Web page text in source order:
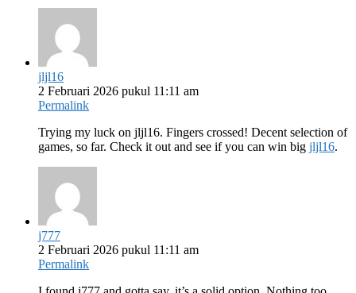
jljl16
2 Februari 2026 pukul 11:11 am
Permalink
Trying my luck on jljl16. Fingers crossed! Decent selection of
games, so far. Check it out and see if you can win big jljl16.
j777
2 Februari 2026 pukul 11:11 am
Permalink